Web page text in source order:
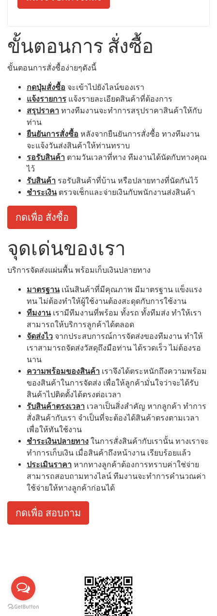
ขั้นตอนการ สั่งซื้อ
ขั้นตอนการสั่งซื้อง่ายๆดังนี้
กดปุ่มสั่งซื้อ จะเข้าไปยังไลน์ของเรา
แจ้งรายการ แจ้งรายละเอียดสินค้าที่ต้องการ
สรุปราคา ทางทีมงานจะทำการสรุปราคาสินค้าให้กับ
ท่าน
ยืนยันการสั่งซื้อ หลังจากยืนยันการสั่งซื้อ ทางทีมงาน
จะแจ้งวันส่งสินค้าให้ท่านทราบ
รอรับสินค้า ตามวันเวลาที่ทาง ทีมงานได้นัดกับทางคุณ
ไว้
รับสินค้า รอรับสินค้าที่บ้าน หรือปลายทางที่นัดกันไว้
ชำระเงินตรวจเช็กและจ่ายเงินกับพนักงานส่งสินค้า
กดเพื่อ สั่งซื้อ
จุดเด่นของเรา
บริการจัดส่งแผ่นพื้น พร้อมเก็บเงินปลายทาง
มาตรฐานเน้นสินค้าที่มีคุณภาพ มีมาตรฐาน แข็งแรง
ทน ไม่ต้องทำให้ผู้ใช้งานต้องสะดุดกับการใช้งาน
ทีมงานเรามีทีมงานที่พร้อม ทั้งรถ ทั้งทีมส่ง ทำให้เรา
สามารถให้บริการลูกค้าได้ตลอด
จัดส่งไว จากประสบการณ์การจัดส่งของทีมงาน ทำให้
เราสามารถจัดส่งวัสดุถึงมือท่าน ได้รวดเร็ว ไม่ต้องรอ
นาน
ความพร้อมของสินค้า เราจึงได้ตระหนักถึงความพร้อม
ของสินค้าในการจัดส่ง เพื่อให้ลูกค้ามั่นใจว่าจะได้รับ
สินค้าไปติดตั้งได้ตรงต่อเวลา
รับสินค้าตรงเวลา เวลาเป็นสิ่งสำคัญ หากลูกค้า ทำการ
สั่งสินค้ากับเรา จำเป็นที่จะต้องได้สินค้าตรงตามเวลา
เพื่อให้ทันใช้งาน
ชำระเงินปลายทาง ในการสั่งสินค้ากับเรานั้น ทางเราจะ
ทำการเก็บเงิน เมื่อสินค้าถึงหน้างาน เรียบร้อยแล้ว
ประเมินราคา หากทางลูกค้าต้องการทราบค่าใช่จ่าย
สามารถสอบถามทางไลน์ ทีมงานจะทำการคำนวณค่า
ใช้จ่ายให้ทางลูกค้าก่อนได้
กดเพื่อ สอบถาม